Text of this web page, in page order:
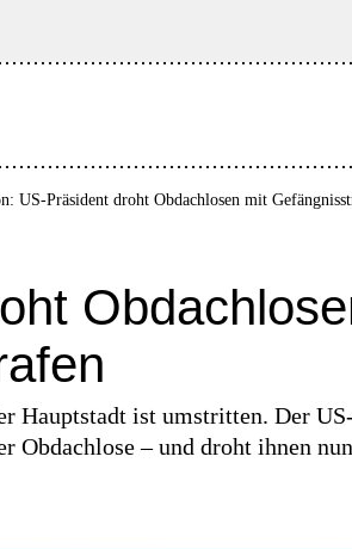
US-Präsident droht Obdachlosen mit
Hauptstadt ist umstritten. Der US-
Obdachlose – und droht ihnen